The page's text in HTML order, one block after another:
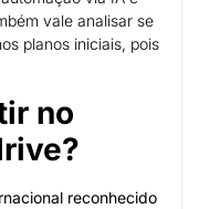
vale analisar se
planos iniciais, pois
no
reconhecido